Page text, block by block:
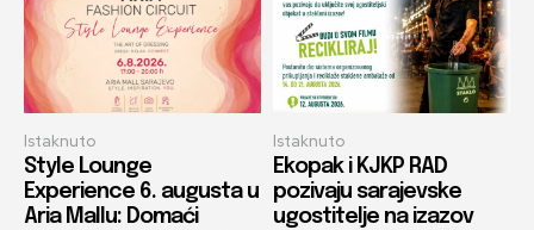
Istaknuto
Style Lounge
Experience 6. augusta u
Aria Mallu: Domaći
Istaknuto
Ekopak i KJKP RAD
pozivaju sarajevske
ugostitelje na izazov